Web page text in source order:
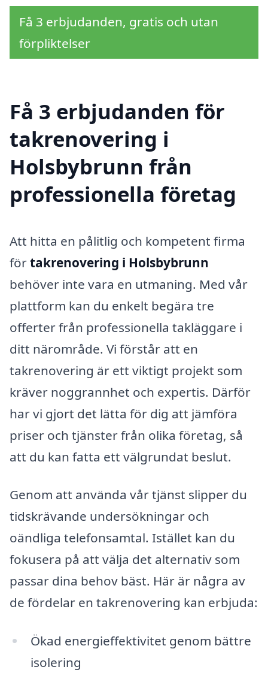
Få 3 erbjudanden, gratis och utan
förpliktelser
Få 3 erbjudanden för
takrenovering i
Holsbybrunn från
professionella företag
Att hitta en pålitlig och kompetent firma
förtakrenovering i Holsbybrunn
behöver inte vara en utmaning. Med vår
plattform kan du enkelt begära tre
offerter från professionella takläggare i
ditt närområde. Vi förstår att en
takrenovering är ett viktigt projekt som
kräver noggrannhet och expertis. Därför
har vi gjort det lätta för dig att jämföra
priser och tjänster från olika företag, så
att du kan fatta ett välgrundat beslut.
Genom att använda vår tjänst slipper du
tidskrävande undersökningar och
oändliga telefonsamtal. Istället kan du
fokusera på att välja det alternativ som
passar dina behov bäst. Här är några av
de fördelar en takrenovering kan erbjuda:
Ökad energieffektivitet genom bättre
isolering